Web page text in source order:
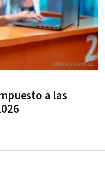
a las